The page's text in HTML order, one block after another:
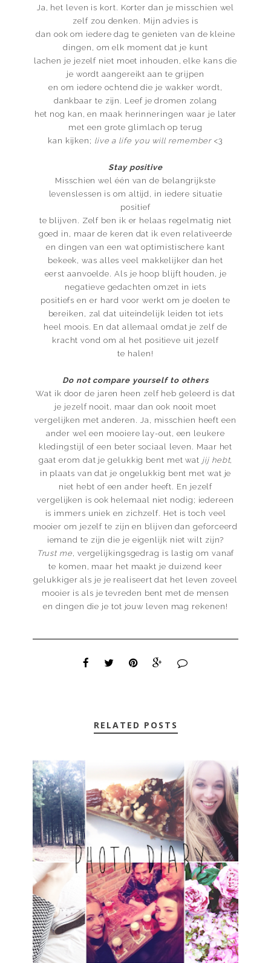
Ja, het leven is kort. Korter dan je misschien wel
zelf zou denken. Mijn advies is
dan ook om iedere dag te genieten van de kleine
dingen, om elk moment dat je kunt
lachen je jezelf niet moet inhouden, elke kans die
je wordt aangereikt aan te grijpen
en om iedere ochtend die je wakker wordt,
dankbaar te zijn. Leef je dromen zolang
het nog kan, en maak herinneringen waar je later
met een grote glimlach op terug
kan kijken; live a life you will remember<3
Stay positive
Misschien wel één van de belangrijkste
levenslessen is om altijd, in iedere situatie
positief
te blijven. Zelf ben ik er helaas regelmatig niet
goed in, maar de keren dat ik even relativeerde
en dingen van een wat optimistischere kant
bekeek, was alles veel makkelijker dan het
eerst aanvoelde. Als je hoop blijft houden, je
negatieve gedachten omzet in iets
positiefs en er hard voor werkt om je doelen te
bereiken, zal dat uiteindelijk leiden tot iets
heel moois. En dat allemaal omdat je zelf de
kracht vond om al het positieve uit jezelf
te halen!
Do not compare yourself to others
Wat ik door de jaren heen zelf heb geleerd is dat
je jezelf nooit, maar dan ook nooit moet
vergelijken met anderen. Ja, misschien heeft een
ander wel een mooiere lay-out, een leukere
kledingstijl of een beter sociaal leven. Maar het
gaat erom dat je gelukkig bent met wat jij hebt,
in plaats van dat je ongelukkig bent met wat je
niet hebt of een ander heeft. En jezelf
vergelijken is ook helemaal niet nodig; iedereen
is immers uniek en zichzelf. Het is toch veel
mooier om jezelf te zijn en blijven dan geforceerd
iemand te zijn die je eigenlijk niet wilt zijn?
Trust me, vergelijkingsgedrag is lastig om vanaf
te komen, maar het maakt je duizend keer
gelukkiger als je je realiseert dat het leven zoveel
mooier is als je tevreden bent met de mensen
en dingen die je tot jouw leven mag rekenen!
RELATED POSTS